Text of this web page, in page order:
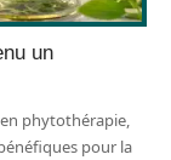
un
phytothérapie,
pour la